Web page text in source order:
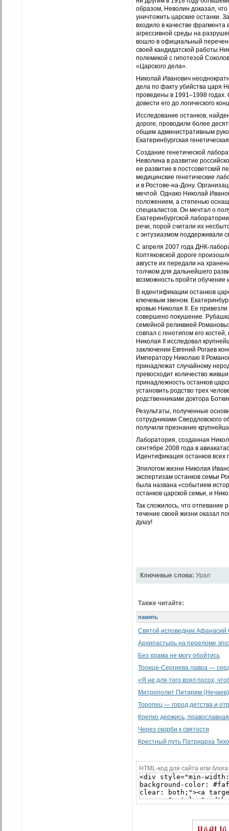
образом, Неволин доказал,
уничтожить царские останки.
входило в качестве
агрессивной среды на
вошло в официальный
своей кандидатской работы
полемикой с гипотезой
«Царского дела».
Николай Иванович
дела по факту убийства царя
проведены в 1991–1998 годах.
довести его до логического
Исследование останков,
дороге, проводили более
общим административным
Екатеринбургская
Создание генетической
Неволина в развитие
ее развитие в постсоветский
медицинские генетические
и в Ростове-на-Дону.
мечтой. Однако Николай
положением, а степенью
специалистов. Он мечтал о
Екатеринбургской
речи, порой считали их
с энтузиазмом поддерживали
С апреля 2007 года ДНК-
Коптяковской дороге
августе их передали на
толчком для дальнейшего
возможность пройти обучение
В идентификации останков
ключевым звеном.
кровью Николая II. Ее
совершено покушение.
семейной реликвией
совпал с генотипом его
Николая II исследовал
заключении Евгений Рогаев
Императору Николаю II
принадлежат случайному
превосходит количество
принадлежность останков
установить родство трех
родственниками доктора
Результаты, полученные
сотрудниками Свердловского
получили признание
Лаборатория, созданная
сентябре 2008 года в
Идентификация останков
Эпилогом жизни Николая
экспертизам останков семьи
была названа «событием
останков царской семьи, и
Так сложилось, что отпевание
течение своей жизни оказал
душу!
Ключевые слова: Урал
Также читайте:
память
Святой исповедник Афанасий
Архипастырь на переломе
Без храма не могу обойтись
Троице-Сергиева лавра —
«Я не для того взял посох,
Митрополит Питирим
Торопец — город детства и
Крепко держись,
Через скорби к святости
Крестный путь Патриарха
HTML-код для сайта или блога: